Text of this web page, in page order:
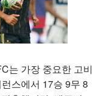
는 가장 중요한 고비
스에서 17승 9무 8